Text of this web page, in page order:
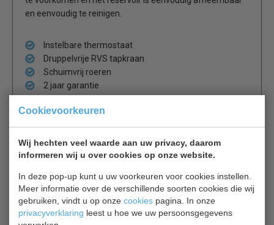
Cookievoorkeuren
Wij hechten veel waarde aan uw privacy, daarom
informeren wij u over cookies op onze website.
In deze pop-up kunt u uw voorkeuren voor cookies instellen.
Meer informatie over de verschillende soorten cookies die wij
gebruiken, vindt u op onze cookies pagina. In onze
privacyverklaring leest u hoe we uw persoonsgegevens
en eenvoudig te reinigen.
Instelbare thermostaat
Druppelvrije RVS tapkraan
Schuimvrij roeren
2 jaar garantie
Let op dit is een
Is dit iets voor jou?
Slush Puppy 7065.0005